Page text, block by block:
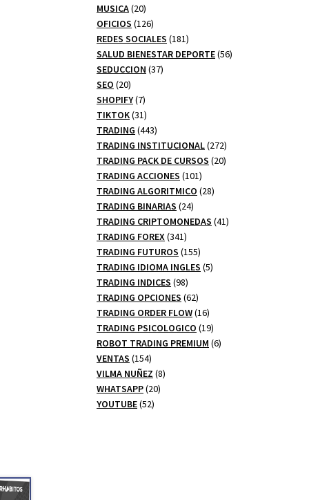
MUSICA 2020
productos
OFICIOS 126126
productos
REDES SOCIALES 181181
productos
SALUD BIENESTAR DEPORTE 5656
SEDUCCION 3737
SEO 2020
productos
SHOPIFY 77
productos
TIKTOK 3131
productos
TRADING 443443
productos
TRADING INSTITUCIONAL 272272
productos
TRADING PACK DE CURSOS 2020
TRADING ACCIONES 101101
productos
TRADING ALGORITMICO 2828
TRADING BINARIAS 2424
productos
TRADING CRIPTOMONEDAS 4141
TRADING FOREX 341341
productos
TRADING FUTUROS 155155
productos
TRADING IDIOMA INGLES 55
TRADING INDICES 9898
productos
TRADING OPCIONES 6262
productos
TRADING ORDER FLOW 1616
productos
TRADING PSICOLOGICO 1919
productos
ROBOT TRADING PREMIUM 66
VENTAS 154154
productos
VILMA NUÑEZ 88
WHATSAPP 2020
YOUTUBE 5252